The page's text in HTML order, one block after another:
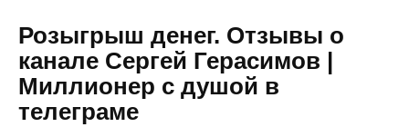
Розыгрыш денег. Отзывы о
канале Сергей Герасимов |
Миллионер с душой в
телеграме